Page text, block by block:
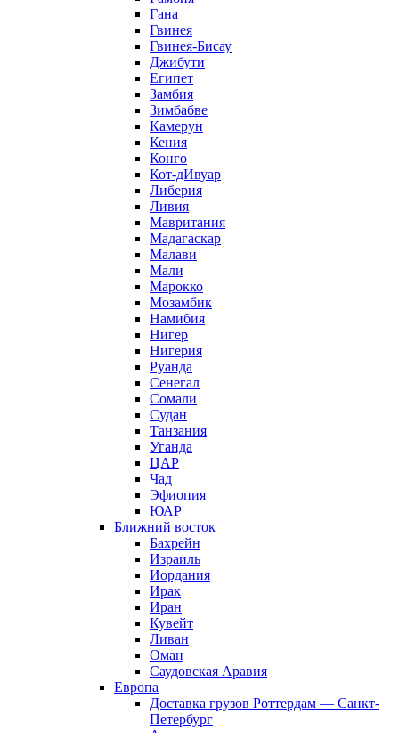
Гана
Гвинея
Гвинея-Бисау
Джибути
Египет
Замбия
Зимбабве
Камерун
Кения
Конго
Кот-дИвуар
Либерия
Ливия
Мавритания
Мадагаскар
Малави
Мали
Марокко
Мозамбик
Намибия
Нигер
Нигерия
Руанда
Сенегал
Сомали
Судан
Танзания
Уганда
ЦАР
Чад
Эфиопия
ЮАР
Ближний восток
Бахрейн
Израиль
Иордания
Ирак
Иран
Кувейт
Ливан
Оман
Саудовская Аравия
Европа
Доставка грузов Роттердам — Санкт-
Петербург